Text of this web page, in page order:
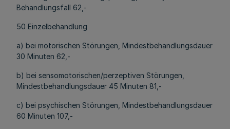
Behandlungsfall 62,-
50 Einzelbehandlung
a) bei motorischen Störungen, Mindestbehandlungsdauer
30 Minuten 62,-
b) bei sensomotorischen/perzeptiven Störungen,
Mindestbehandlungsdauer 45 Minuten 81,-
c) bei psychischen Störungen, Mindestbehandlungsdauer
60 Minuten 107,-